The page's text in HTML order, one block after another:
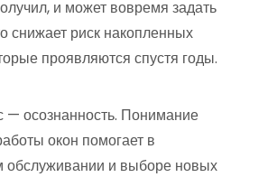
и может вовремя задать
снижает риск накопленных
проявляются спустя годы.
— осознанность. Понимание
окон помогает в
и выборе новых